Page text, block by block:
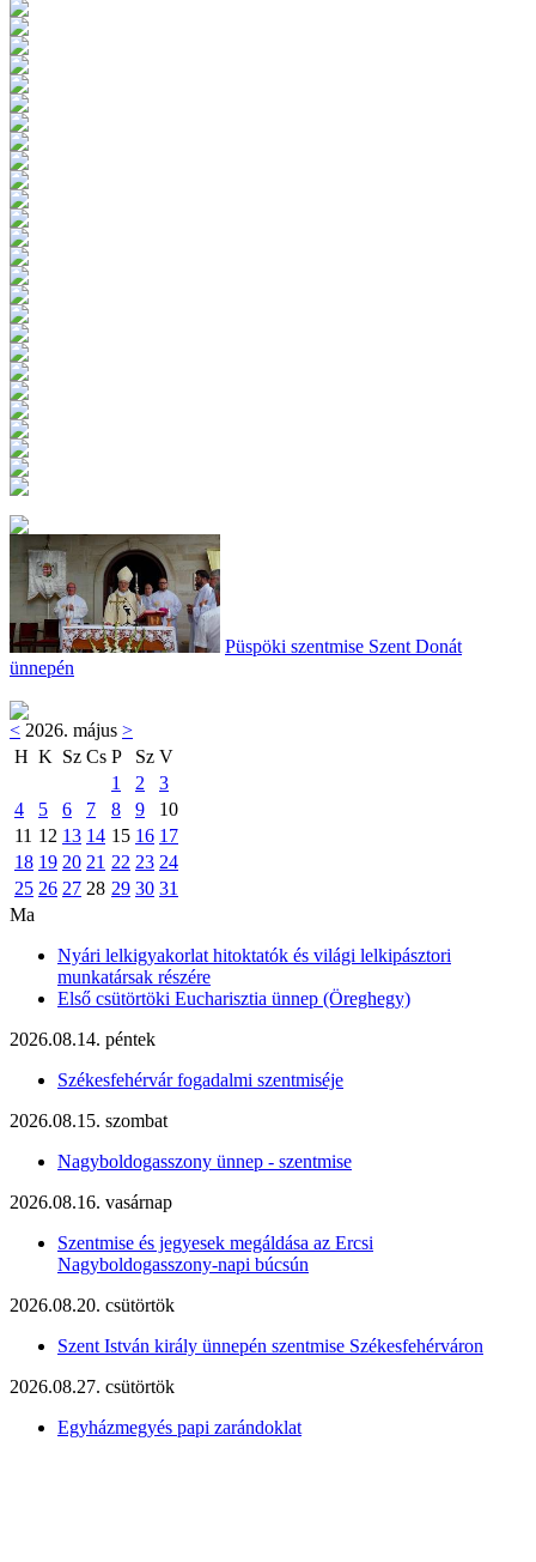
Püspöki szentmise Szent Donát
ünnepén
< 2026. május >
H K Sz Cs P Sz V
1
2
3
4
5 6 7 8 9
10
11 12 13 14 15 16 17
18 19 20 21 22 23 24
25 26 27 28 29 30 31
Ma
Nyári lelkigyakorlat hitoktatók és világi lelkipásztori
munkatársak részére
Első csütörtöki Eucharisztia ünnep (Öreghegy)
2026.08.14. péntek
Székesfehérvár fogadalmi szentmiséje
2026.08.15. szombat
Nagyboldogasszony ünnep - szentmise
2026.08.16. vasárnap
Szentmise és jegyesek megáldása az Ercsi
Nagyboldogasszony-napi búcsún
2026.08.20. csütörtök
Szent István király ünnepén szentmise Székesfehérváron
2026.08.27. csütörtök
Egyházmegyés papi zarándoklat